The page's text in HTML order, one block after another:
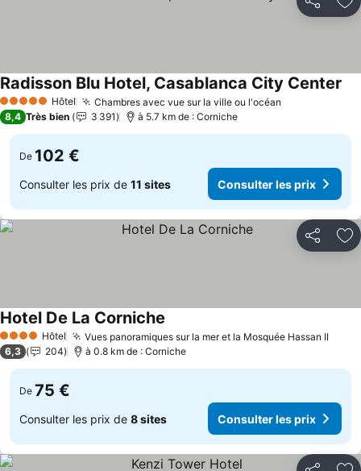
Partager
5 Étoiles Hôtel Chambres avec vue sur la ville ou l'océan
Radisson Blu Hotel, Casablanca City Center
8,4 Très bien 3 391 à 5.7 km de : Corniche
De 102 €
Consulter les prix de 11 sites Consulter les prix
Partager
4 Étoiles Hôtel Vues panoramiques sur la mer et la Mosquée Hassan II
Hotel De La Corniche
6,3 204 à 0.8 km de : Corniche
De 75 €
Consulter les prix de 8 sites Consulter les prix